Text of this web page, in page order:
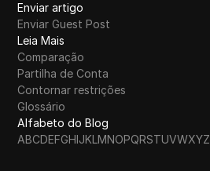
Enviar artigo
Enviar Guest Post
Leia Mais
Comparação
Partilha de Conta
Contornar restrições
Glossário
Alfabeto do Blog
ABCDEFGHIJKLMNOPQRSTUVWXYZ